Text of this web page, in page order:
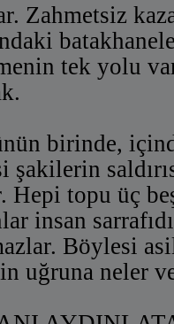
Zahmetsiz
tek yolu
birinde,
şakilerin
Hepi topu üç
insan
Böylesi
uğruna neler